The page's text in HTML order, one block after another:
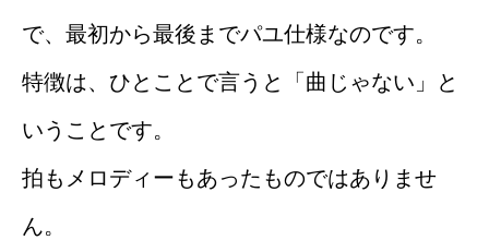
で、最初から最後までパユ仕様なのです。
特徴は、ひとことで言うと「曲じゃない」と
いうことです。
拍もメロディーもあったものではありませ
ん。